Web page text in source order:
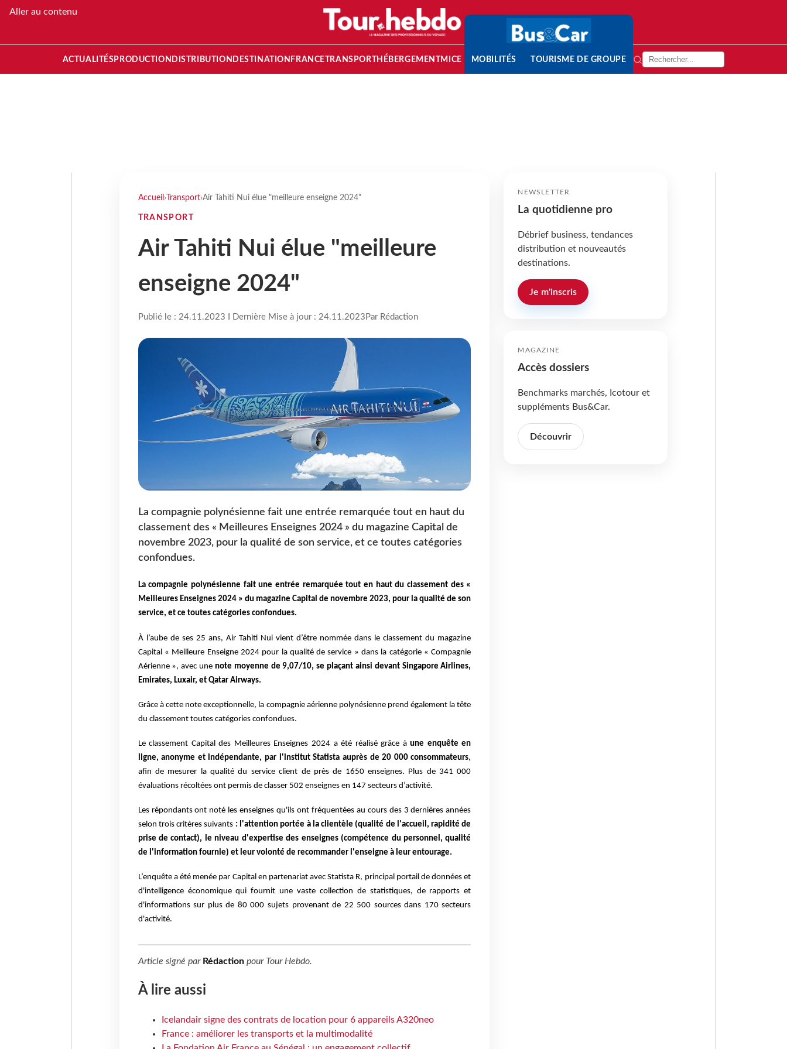
Aller au contenu
ACTUALITÉS PRODUCTION DISTRIBUTION DESTINATION FRANCETRANSPORT HÉBERGEMENTMICE MOBILITÉS TOURISME DE GROUPE
Accueil › Transport›Air Tahiti Nui élue "meilleure enseigne 2024"
TRANSPORT
Air Tahiti Nui élue "meilleure
enseigne 2024"
Publié le : 24.11.2023 I Dernière Mise à jour : 24.11.2023 Par Rédaction
La compagnie polynésienne fait une entrée remarquée tout en haut du
classement des « Meilleures Enseignes 2024 » du magazine Capital de
novembre 2023, pour la qualité de son service, et ce toutes catégories
confondues.
La compagnie polynésienne fait une entrée remarquée tout en haut du classement des «
Meilleures Enseignes 2024 » du magazine Capital de novembre 2023, pour la qualité de son
service, et ce toutes catégories confondues.
À l’aube de ses 25 ans, Air Tahiti Nui vient d’être nommée dans le classement du magazine
Capital « Meilleure Enseigne 2024 pour la qualité de service » dans la catégorie « Compagnie
Aérienne », avec une note moyenne de 9,07/10, se plaçant ainsi devant Singapore Airlines,
Emirates, Luxair, et Qatar Airways.
Grâce à cette note exceptionnelle, la compagnie aérienne polynésienne prend également la tête
du classement toutes catégories confondues.
Le classement Capital des Meilleures Enseignes 2024 a été réalisé grâce àune enquête en
ligne, anonyme et indépendante, par l'institut Statista auprès de 20 000 consommateurs,
afin de mesurer la qualité du service client de près de 1650 enseignes. Plus de 341 000
évaluations récoltées ont permis de classer 502 enseignes en 147 secteurs d’activité.
Les répondants ont noté les enseignes qu'ils ont fréquentées au cours des 3 dernières années
selon trois critères suivants : l'attention portée à la clientèle (qualité de l'accueil, rapidité de
prise de contact), le niveau d'expertise des enseignes (compétence du personnel, qualité
de l'information fournie) et leur volonté de recommander l'enseigne à leur entourage.
L’enquête a été menée par Capital en partenariat avec Statista R, principal portail de données et
d'intelligence économique qui fournit une vaste collection de statistiques, de rapports et
d'informations sur plus de 80 000 sujets provenant de 22 500 sources dans 170 secteurs
d'activité.
Article signé par Rédactionpour Tour Hebdo.
À lire aussi
Icelandair signe des contrats de location pour 6 appareils A320neo
France : améliorer les transports et la multimodalité
NEWSLETTER
La quotidienne pro
Débrief business, tendances
distribution et nouveautés
destinations.
Je m'inscris
MAGAZINE
Accès dossiers
Benchmarks marchés, Icotour et
suppléments Bus&Car.
Découvrir